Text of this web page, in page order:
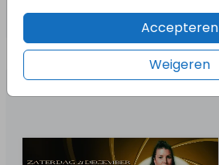
Accepteren
Weigeren
Meer in deze stijl